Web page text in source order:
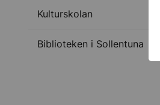
Kulturskolan
Biblioteken i Sollentuna